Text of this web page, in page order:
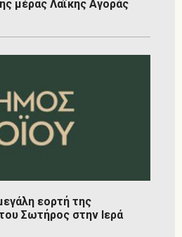
μέρας Λαϊκής Αγοράς
εορτή της
Σωτήρος στην Ιερά